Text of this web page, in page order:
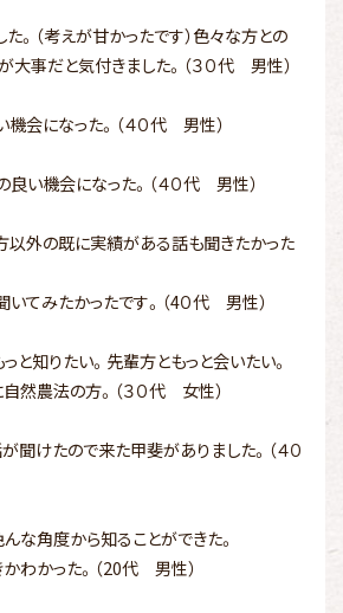
。（考えが甘かったです）色々な方との
大事だと気付きました。（３０代 男性）
会になった。（４０代 男性）
い機会になった。（４０代 男性）
外の既に実績がある話も聞きたかった
てみたかったです。（4０代 男性）
と知りたい。先輩方ともっと会いたい。
然農法の方。（３０代 女性）
聞けたので来た甲斐がありました。（４０
な角度から知ることができた。
わかった。（20代 男性）